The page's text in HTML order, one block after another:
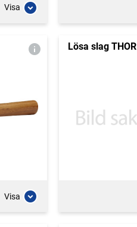
Visa
Visa
Lösa slag THOR